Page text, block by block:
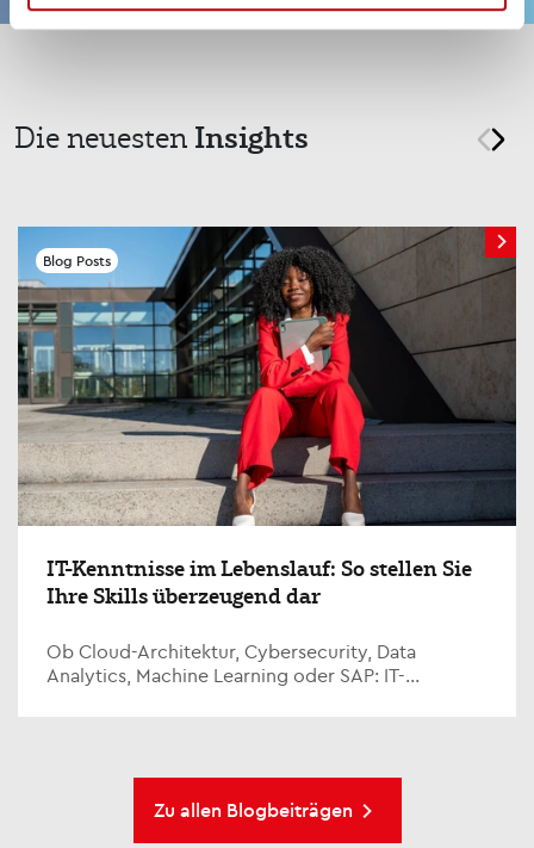
Die neuesten Insights prev
Blog Posts
IT-Kenntnisse im Lebenslauf: So stellen Sie
Ihre Skills überzeugend dar
Ob Cloud-Architektur, Cybersecurity, Data
Analytics, Machine Learning oder SAP: IT-
Zu allen Blogbeiträgen